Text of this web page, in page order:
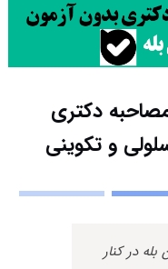
دکتری
و تکوینی
در کنار